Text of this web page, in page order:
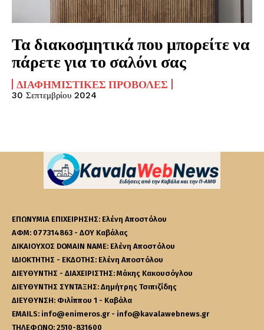
Τα διακοσμητικά που μπορείτε να
πάρετε για το σαλόνι σας
ΔΙΑΦΗΜΙΣΤΙΚΈΣ ΠΡΟΒΟΛΈΣ
30 Σεπτεμβρίου 2024
ΕΠΩΝΥΜΙΑ ΕΠΙΧΕΙΡΗΣΗΣ: Ελένη Αποστόλου
ΑΦΜ: 077314863 - ΔΟΥ Καβάλας
ΔΙΚΑΙΟΥΧΟΣ DOMAIN NAME: Ελένη Αποστόλου
ΙΔΙΟΚΤΗΤΗΣ - ΕΚΔΟΤΗΣ: Ελένη Αποστόλου
ΔΙΕΥΘΥΝΤΗΣ - ΔΙΑΧΕΙΡΙΣΤΗΣ: Μάκης Κακουσόγλου
ΔΙΕΥΘΥΝΤΗΣ ΣΥΝΤΑΞΗΣ: Δημήτρης Τσιπιζίδης
ΔΙΕΥΘΥΝΣΗ: Φιλίππου 1 - Καβάλα
EMAILS: info@enimeros.gr - info@kavalawebnews.gr
ΤΗΛΕΦΩΝΟ: 2510-831600